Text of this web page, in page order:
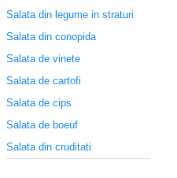
Salata din legume in straturi
Salata din conopida
Salata de vinete
Salata de cartofi
Salata de cips
Salata de boeuf
Salata din cruditati